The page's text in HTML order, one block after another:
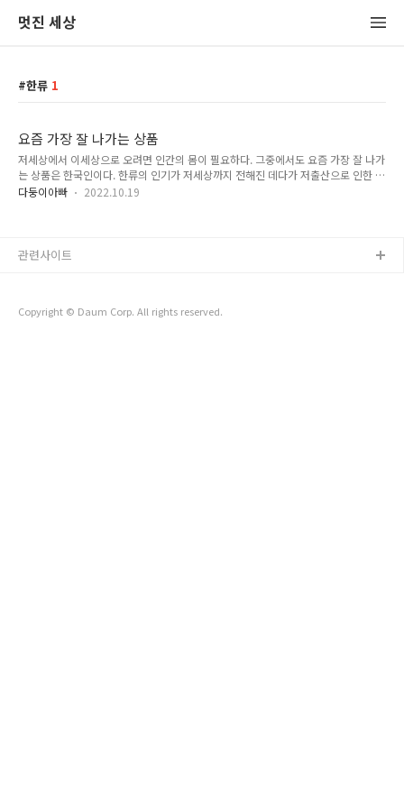
멋진 세상
한류 1
요즘 가장 잘 나가는 상품
저세상에서 이세상으로 오려면 인간의 몸이 필요하다. 그중에서도 요즘 가장 잘 나가
는 상품은 한국인이다. 한류의 인기가 저세상까지 전해진 데다가 저출산으로 인한 품
귀현상으로 인해서 인기가 하늘을 찌른다. 지옥에서는 지옥보다 더 좋은 데로는 갈
다. 그래서 천국에 있는 영혼들도 한국행을 택한다. 한국의 문화 속에 깃들어 있는 아
다둥이아빠 2022.10.19
Copyright © Daum Corp. All rights reserved.
관련사이트